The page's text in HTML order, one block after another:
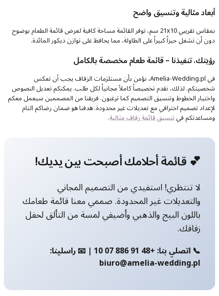
أبعاد مثالية وتنسيق واضح
بمقاس تقريبي 21x10 سم، توفر القائمة مساحة كافية لعرض قائمة الطعام بوضوح
دون أن تشغل حيزاً كبيراً على الطاولة، مما يحافظ على توازن ديكور المائدة.
رؤيتك، تنفيذنا – قائمة طعام مخصصة بالكامل
في Amelia-Wedding.pl، نؤمن بأن مستلزمات الزفاف يجب أن تعكس
شخصيتكم. لذلك، نقدم تخصيصاً كاملاً مجانياً لكل طلب. يمكنكم تعديل النصوص
واختيار الخطوط وتنسيق التصميم كما ترغبون. فريقنا من المصممين سيعمل معكم
لإعداد تصميم احترافي مع تعديلات غير محدودة. هدفنا هو ضمان رضاكم التام
ومساعدتكم فيتنسيق قائمة زفاف مثالية.
💕 قائمة أحلامك أصبحت بين يديك!
لا تنتظري! استفيدي من التصميم المجاني
والتعديلات غير المحدودة. صممي معنا قائمة طعامك
باللون البيج والذهبي وأضيفي لمسة من التألق لحفل
زفافك.
📞 اتصلي بنا: +48 91 886 07 10 | 📧 راسلينا:
biuro@amelia-wedding.pl